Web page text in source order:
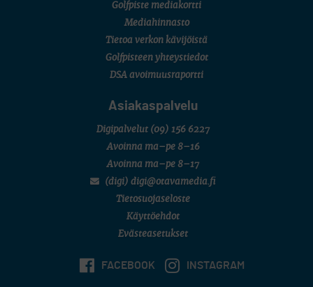
Golfpiste mediakortti
Mediahinnasto
Tietoa verkon kävijöistä
Golfpisteen yhteystiedot
DSA avoimuusraportti
Asiakaspalvelu
Digipalvelut (09) 156 6227
Avoinna ma–pe 8–16
Avoinna ma–pe 8–17
(digi) digi@otavamedia.fi
Tietosuojaseloste
Käyttöehdot
Evästeasetukset
FACEBOOK INSTAGRAM